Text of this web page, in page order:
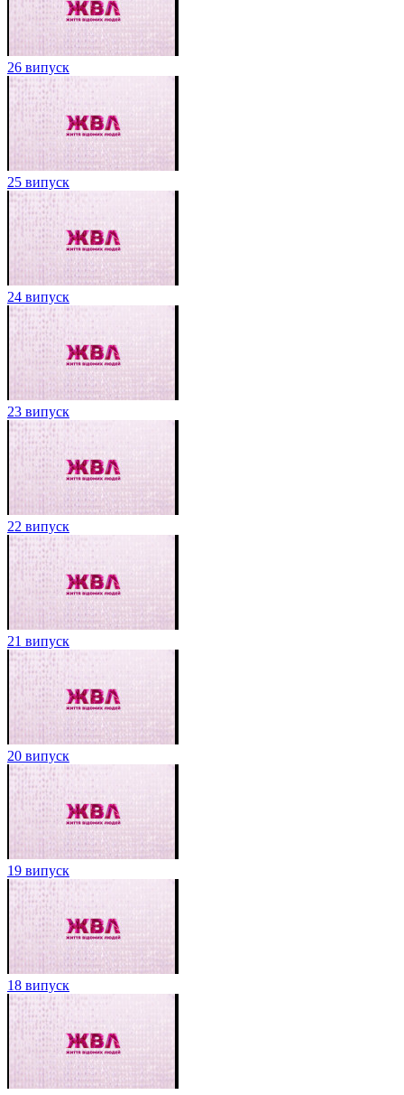
26 випуск
25 випуск
24 випуск
23 випуск
22 випуск
21 випуск
20 випуск
19 випуск
18 випуск